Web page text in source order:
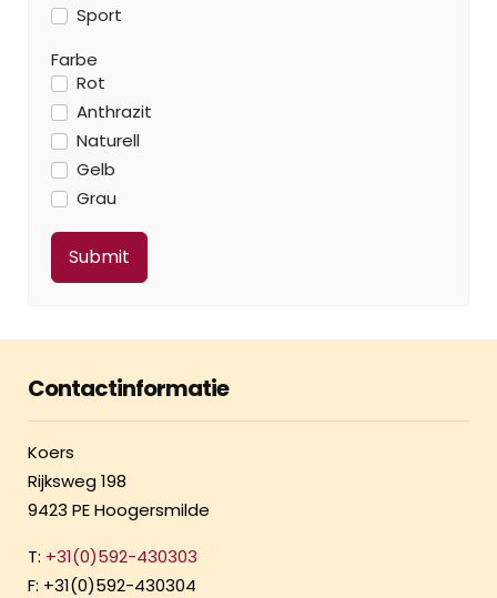
Sport
Farbe
Rot
Anthrazit
Naturell
Gelb
Grau
Contactinformatie
Koers
Rijksweg 198
9423 PE Hoogersmilde
T: +31(0)592-430303
F: +31(0)592-430304